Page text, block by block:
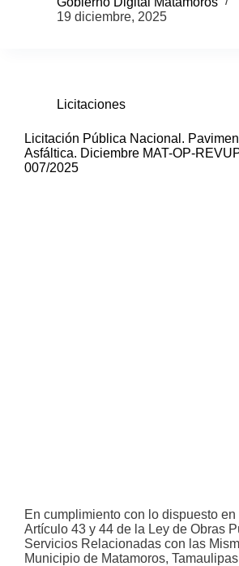
19 diciembre, 2025
Licitaciones
Licitación Pública Nacional.
Asfáltica. Diciembre MAT-OP-
007/2025
En cumplimiento con lo dispuesto en
Artículo 43 y 44 de la Ley de Obras
Servicios Relacionadas con las
Municipio de Matamoros,